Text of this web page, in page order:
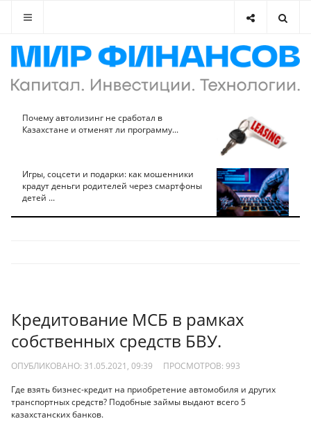
Почему автолизинг не сработал в
Казахстане и отменят ли программу...
Игры, соцсети и подарки: как мошенники
крадут деньги родителей через смартфоны
детей ...
Кредитование МСБ в рамках
собственных средств БВУ.
ОПУБЛИКОВАНО: 31.05.2021, 09:39 ПРОСМОТРОВ: 993
Где взять бизнес-кредит на приобретение автомобиля и других
транспортных средств? Подобные займы выдают всего 5
казахстанских банков.